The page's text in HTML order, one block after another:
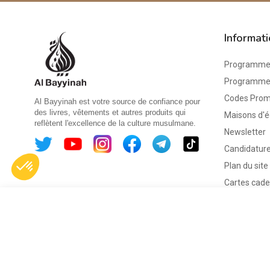
Al Bayyinah est votre source de confiance pour
des livres, vêtements et autres produits qui
reflètent l'excellence de la culture musulmane.
Codes
Maisons
Newsletter
Plan du site
Cartes